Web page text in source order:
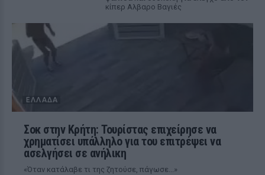
κίπερ Αλβαρο Βαγιές
ΕΛΛΆΔΑ
Σοκ στην Κρήτη: Τουρίστας επιχείρησε να
χρηματίσει υπάλληλο για του επιτρέψει να
ασελγήσει σε ανήλικη
«Όταν κατάλαβε τι της ζητούσε, πάγωσε...»